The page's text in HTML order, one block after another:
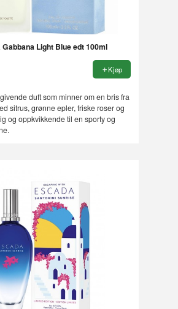
Gabbana Light Blue edt 100ml
Kjøp
duft som minner om en bris fra
sitrus, grønne epler, friske roser og
og oppkvikkende til en sporty og